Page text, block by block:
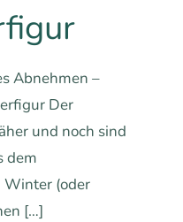
Abnehmen –
Der
und noch sind
dem
Winter (oder
[…]